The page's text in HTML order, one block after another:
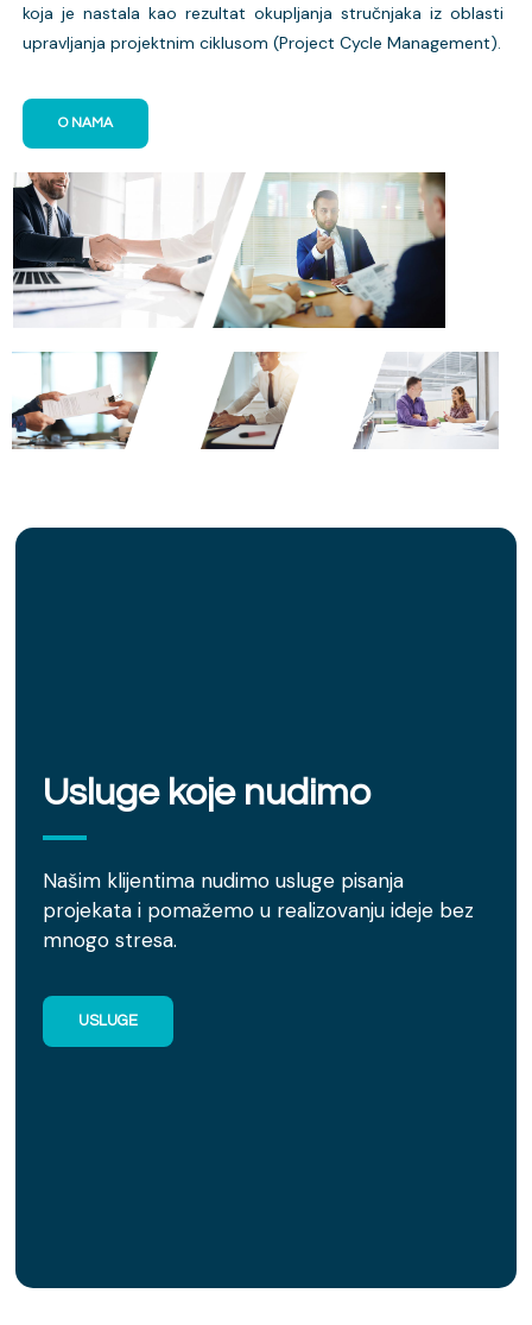
koja je nastala kao rezultat okupljanja stručnjaka iz oblasti
upravljanja projektnim ciklusom (Project Cycle Management).
O NAMA
Usluge koje nudimo
Našim klijentima nudimo usluge pisanja
projekata i pomažemo u realizovanju ideje bez
mnogo stresa.
USLUGE